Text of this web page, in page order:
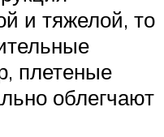
и тяжелой, то
плетеные
облегчают